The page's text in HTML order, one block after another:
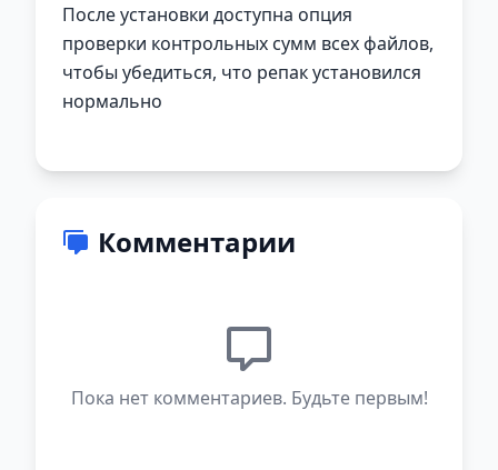
После установки доступна опция
проверки контрольных сумм всех файлов,
чтобы убедиться, что репак установился
нормально
Комментарии
Пока нет комментариев. Будьте первым!